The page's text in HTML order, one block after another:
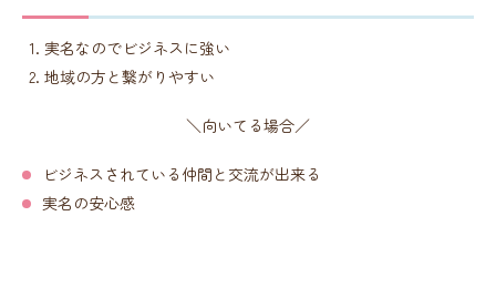
実名なのでビジネスに強い
地域の方と繋がりやすい
＼向いてる場合／
ビジネスされている仲間と交流が出来る
実名の安心感